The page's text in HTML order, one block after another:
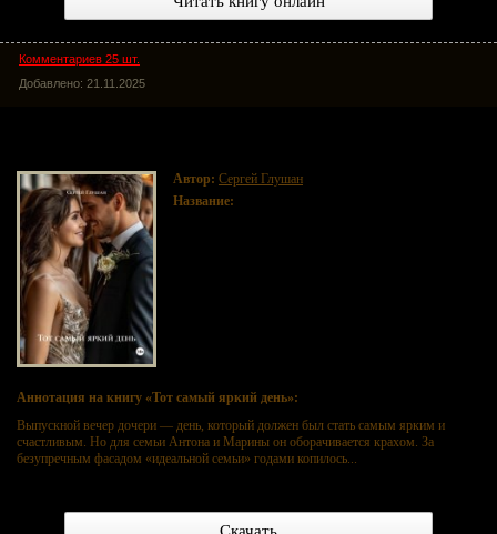
Комментариев 25 шт.
Добавлено: 21.11.2025
Автор: Сергей Глушан
Название:
Аннотация на книгу «Тот самый яркий день»:
Выпускной вечер дочери — день, который должен был стать самым ярким и
счастливым. Но для семьи Антона и Марины он оборачивается крахом. За
безупречным фасадом «идеальной семьи» годами копилось...